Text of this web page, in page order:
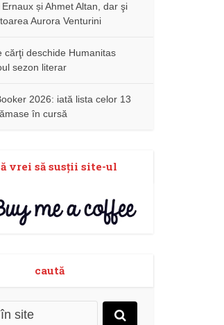
și Ahmet Altan, dar şi
Aurora Venturini
cărţi deschide Humanitas
sezon literar
2026: iată lista celor 13
în cursă
vrei să susţii site-ul
caută